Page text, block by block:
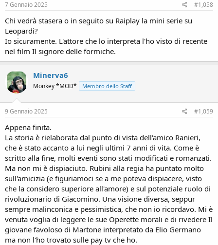
7 Gennaio 2025 #1,058
Chi vedrà stasera o in seguito su Raiplay la mini serie su
Leopardi?
Io sicuramente. L'attore che lo interpreta l'ho visto di recente
nel film Il signore delle formiche.
Minerva6
Monkey *MOD* Membro dello Staff
9 Gennaio 2025 #1,059
Appena finita.
La storia è rielaborata dal punto di vista dell'amico Ranieri,
che è stato accanto a lui negli ultimi 7 anni di vita. Come è
scritto alla fine, molti eventi sono stati modificati e romanzati.
Ma non mi è dispiaciuto. Rubini alla regia ha puntato molto
sull'amicizia (e figuriamoci se a me poteva dispiacere, visto
che la considero superiore all'amore) e sul potenziale ruolo di
rivoluzionario di Giacomino. Una visione diversa, seppur
sempre malinconica e pessimistica, che non io ricordavo. Mi è
venuta voglia di leggere le sue Operette morali e di rivedere Il
giovane favoloso di Martone interpretato da Elio Germano
ma non l'ho trovato sulle pay tv che ho.